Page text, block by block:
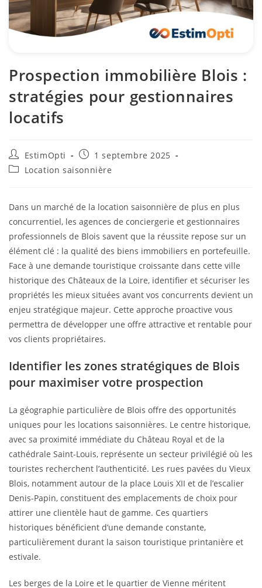
Prospection immobilière Blois :
stratégies pour gestionnaires
locatifs
EstimOpti
1 septembre 2025
Location saisonnière
Dans un marché de la location saisonnière de plus en plus
concurrentiel, les agences de conciergerie et gestionnaires
professionnels de Blois savent que la réussite repose sur un
élément clé : la qualité des biens immobiliers en portefeuille.
Face à une demande touristique croissante dans cette ville
historique des Châteaux de la Loire, identifier et sécuriser les
propriétés les mieux situées avant vos concurrents devient un
enjeu stratégique majeur. Cette approche proactive vous
permettra de développer une offre attractive et rentable pour
vos clients propriétaires.
Identifier les zones stratégiques de Blois
pour maximiser votre prospection
La géographie particulière de Blois offre des opportunités
uniques pour les locations saisonnières. Le centre historique,
avec sa proximité immédiate du Château Royal et de la
cathédrale Saint-Louis, représente un secteur privilégié où les
touristes recherchent l’authenticité. Les rues pavées du Vieux
Blois, notamment autour de la place Louis XII et de l’escalier
Denis-Papin, constituent des emplacements de choix pour
attirer une clientèle haut de gamme. Ces quartiers
historiques bénéficient d’une demande constante,
particulièrement durant la saison touristique printanière et
estivale.
Les berges de la Loire et le quartier de Vienne méritent